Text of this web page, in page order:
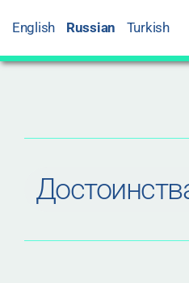
English Russian Turkish